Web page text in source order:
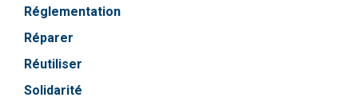
Réglementation
Réparer
Réutiliser
Solidarité